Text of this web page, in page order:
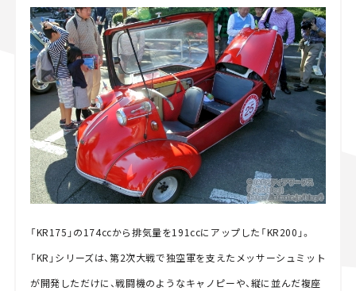
「KR175」の174ccから排気量を191ccにアップした「KR200」。
「KR」シリーズは、第2次大戦で独空軍を支えたメッサーシュミット
が開発しただけに、戦闘機のようなキャノピーや、縦に並んだ複座